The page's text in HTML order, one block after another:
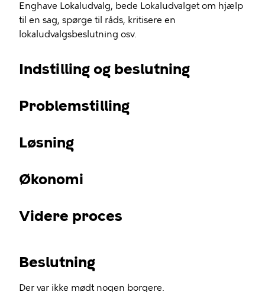
Enghave Lokaludvalg, bede Lokaludvalget om hjælp
til en sag, spørge til råds, kritisere en
lokaludvalgsbeslutning osv.
Indstilling og beslutning
Problemstilling
Løsning
Økonomi
Videre proces
Beslutning
Der var ikke mødt nogen borgere.